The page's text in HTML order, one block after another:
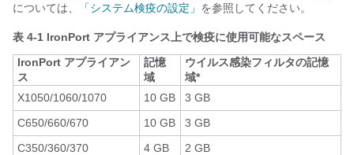
については、
「システム検疫の設定」 を参照してください。
表 4-1 IronPort アプライアンス上で検疫に使用可能なスペース
IronPort アプライアン
ス
記憶
域
ウイルス感染フィルタの記憶
域*
X1050/1060/1070
10 GB
3 GB
C650/660/670
10 GB
3 GB
C350/360/370
4 GB
2 GB